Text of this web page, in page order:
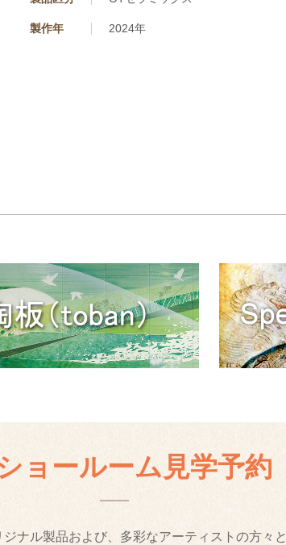
製作年 2024年
ョールーム見学予約
ジナル製品および、多彩なアーティストの方々と